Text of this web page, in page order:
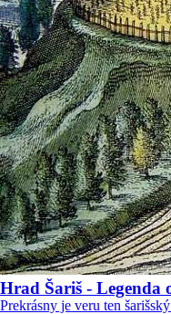
Hrad Šariš - Legenda
Prekrásny je veru ten